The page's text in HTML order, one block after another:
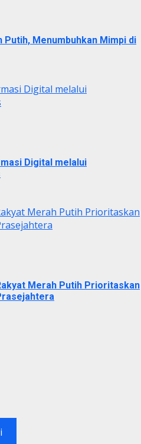
Menumbuhkan Mimpi di
Digital melalui
Digital melalui
Merah Putih Prioritaskan
Merah Putih Prioritaskan